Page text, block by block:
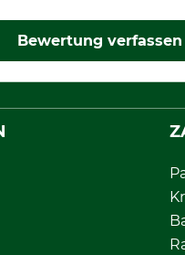
Bewertung verfassen